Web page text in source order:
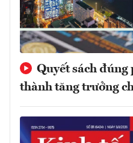
Quyết sách đúng
thành tăng trưởng